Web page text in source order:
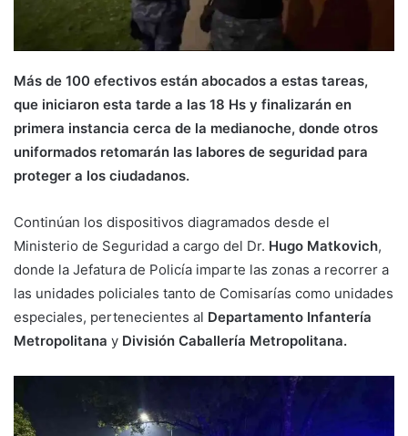
Más de 100 efectivos están abocados a estas tareas,
que iniciaron esta tarde a las 18 Hs y finalizarán en
primera instancia cerca de la medianoche, donde otros
uniformados retomarán las labores de seguridad para
proteger a los ciudadanos.
Continúan los dispositivos diagramados desde el
Ministerio de Seguridad a cargo del Dr. Hugo Matkovich,
donde la Jefatura de Policía imparte las zonas a recorrer a
las unidades policiales tanto de Comisarías como unidades
especiales, pertenecientes al Departamento Infantería
Metropolitana y División Caballería Metropolitana.